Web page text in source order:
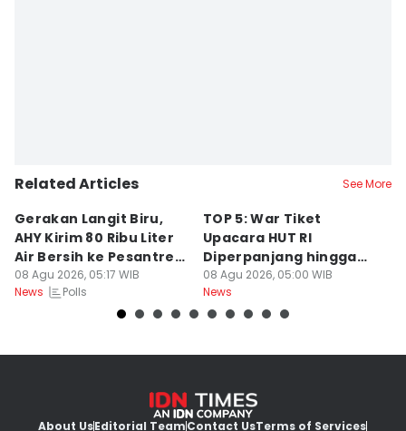
Related Articles See More
Gerakan Langit Biru,
AHY Kirim 80 Ribu Liter
Air Bersih ke Pesantren
Madura
08 Agu 2026, 05:17 WIB
News
Polls
TOP 5: War Tiket
Upacara HUT RI
Diperpanjang hingga
Prabowo Evaluasi Bahlil
08 Agu 2026, 05:00 WIB
News
About UsEditorial TeamContact UsTerms of Services